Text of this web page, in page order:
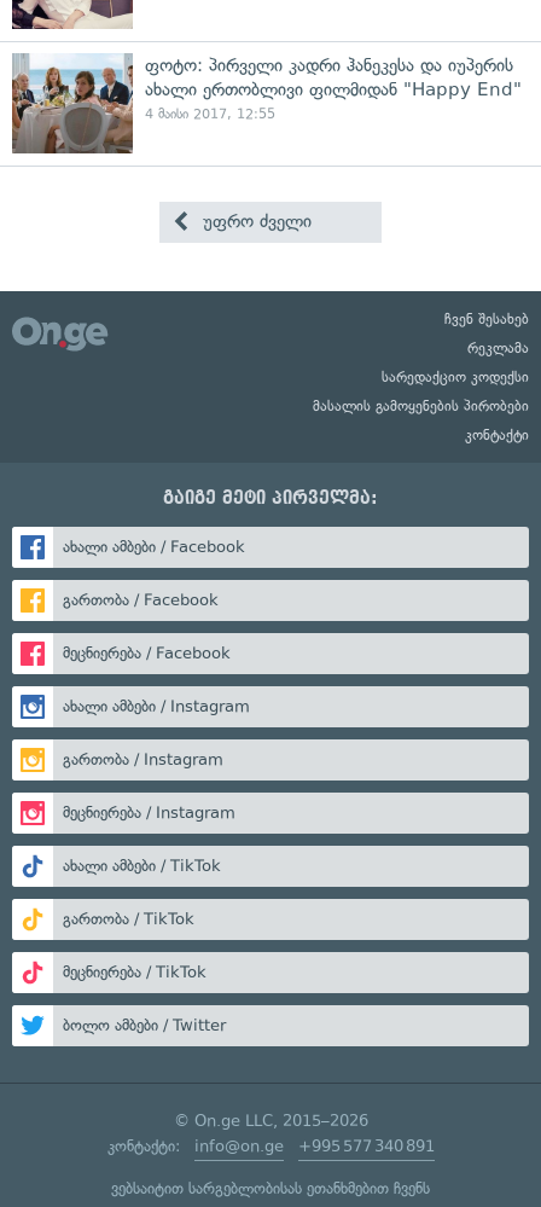
ფოტო: პირველი კადრი ჰანეკესა და იუპერის
ახალი ერთობლივი ფილმიდან "Happy End"
4 მაისი 2017, 12:55
უფრო ძველი
ჩვენ შესახებ
რეკლამა
სარედაქციო კოდექსი
მასალის გამოყენების პირობები
კონტაქტი
გაიგე მეტი პირველმა:
ახალი ამბები / Facebook
გართობა / Facebook
მეცნიერება / Facebook
ახალი ამბები / Instagram
გართობა / Instagram
მეცნიერება / Instagram
ახალი ამბები / TikTok
გართობა / TikTok
მეცნიერება / TikTok
ბოლო ამბები / Twitter
© On.ge LLC, 2015–2026
კონტაქტი: info@on.ge +995 577 340 891
ვებსაიტით სარგებლობისას ეთანხმებით ჩვენს